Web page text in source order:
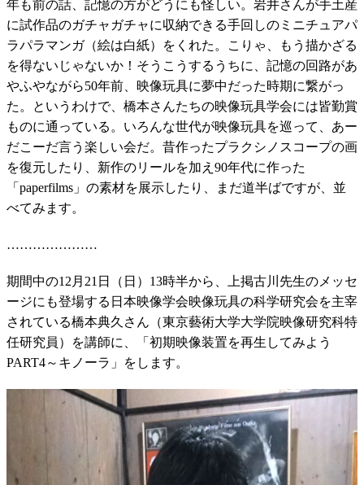
年も前の話、記憶の方がどうにも怪しい。岩井さんが手土産
に試作品のガチャガチャに収納できる手回しのミニチュアパ
ラパラマンガ（絵は白紙）をくれた。こりゃ、もう描かざる
を得ないじゃないか！そうこうするうちに、記憶の回路があ
やふやながら50年前、映像玩具に夢中だった時期に繋がっ
た。というわけで、橋本さんたちの映像玩具学会には皆勤賞
ものに通っている。いろんな世代が映像玩具を巡って、あー
だこーだ言う楽しい会だ。昔作ったプラクシノスコープの画
を復元したり、新作のリールを加え90年代に作った
「paperfilms」の素材を展示したり、まだ道半ばですが、並
べてみます。
…………………
期間中の12月21日（日）13時半から、上掲古川先生のメッセ
ージにも登場する日本映像学会映像玩具の科学研究会を主宰
されている橋本典久さん（東京藝術大学大学院映像研究科特
任研究員）を講師に、「初期映像装置を再生してみよう
PART4～キノーラ」をします。